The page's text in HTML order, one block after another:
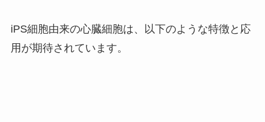
iPS細胞由来の心臓細胞は、以下のような特徴と応
用が期待されています。